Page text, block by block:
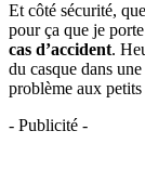
Et côté sécurité,
pour ça que je
cas d’accident.
du casque dans
problème aux
- Publicité -